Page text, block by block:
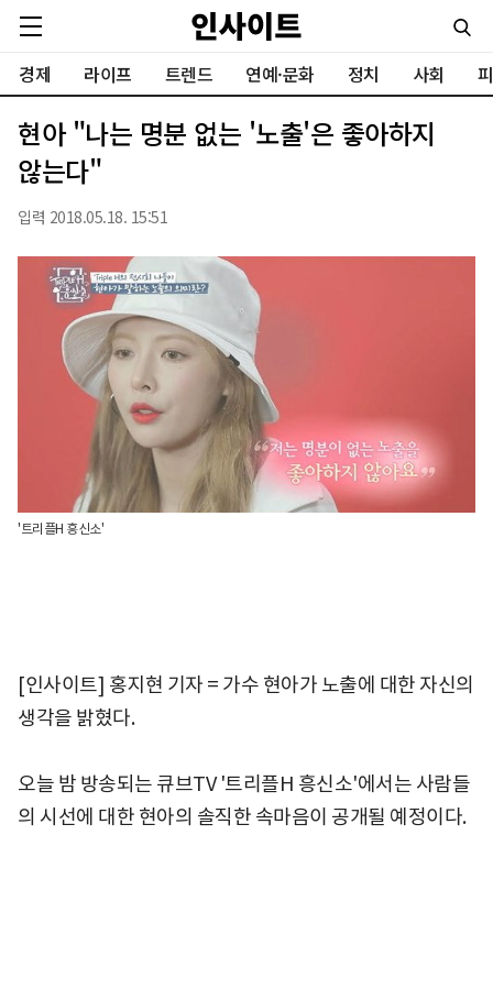
경제 라이프 트렌드 연예·문화 정치 사회
현아 "나는 명분 없는 '노출'은 좋아하지
않는다"
입력 2018.05.18. 15:51
'트리플H 흥신소'
[인사이트] 홍지현 기자 = 가수 현아가 노출에 대한 자신의
생각을 밝혔다.
오늘 밤 방송되는 큐브TV '트리플H 흥신소'에서는 사람들
의 시선에 대한 현아의 솔직한 속마음이 공개될 예정이다.